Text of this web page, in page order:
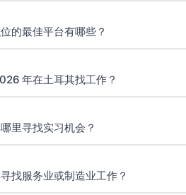
的最佳平台有哪些？
年在土耳其找工作？
里寻找实习机会？
找服务业或制造业工作？